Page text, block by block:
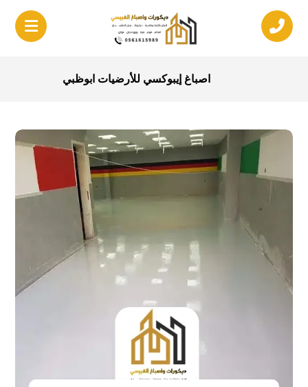
اصباغ إيبوكسي للأرضيات ابوظبي